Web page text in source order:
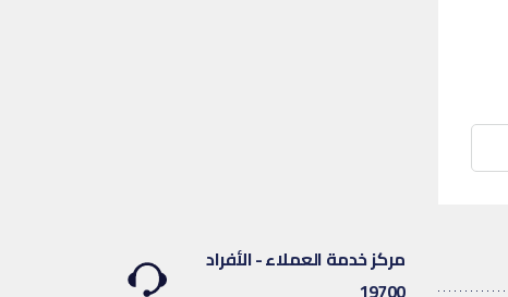
مركز خدمة العملاء - الأفراد